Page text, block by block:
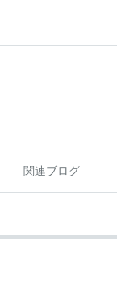
関連ブログ